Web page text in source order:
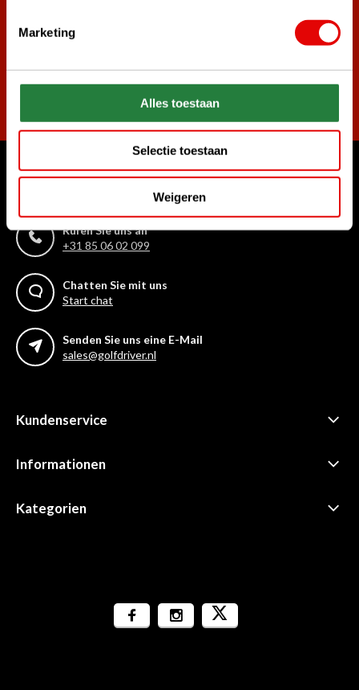
Marketing
Alles toestaan
Selectie toestaan
Weigeren
Abonnieren
Rufen Sie uns an
+31 85 06 02 099
Chatten Sie mit uns
Start chat
Senden Sie uns eine E-Mail
sales@golfdriver.nl
Kundenservice
Informationen
Kategorien